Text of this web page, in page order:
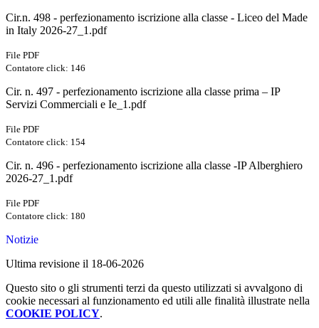
Cir.n. 498 - perfezionamento iscrizione alla classe - Liceo del Made
in Italy 2026-27_1.pdf
File PDF
Contatore click: 146
Cir. n. 497 - perfezionamento iscrizione alla classe prima – IP
Servizi Commerciali e Ie_1.pdf
File PDF
Contatore click: 154
Cir. n. 496 - perfezionamento iscrizione alla classe -IP Alberghiero
2026-27_1.pdf
File PDF
Contatore click: 180
Notizie
Ultima revisione il 18-06-2026
Questo sito o gli strumenti terzi da questo utilizzati si avvalgono di
cookie necessari al funzionamento ed utili alle finalità illustrate nella
COOKIE POLICY.